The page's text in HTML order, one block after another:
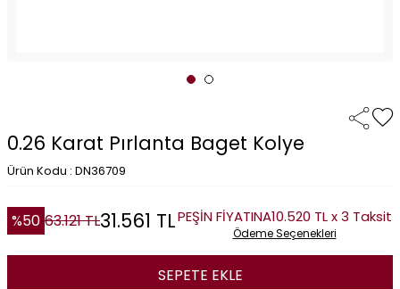
0.26 Karat Pırlanta Baget Kolye
Ürün Kodu : DN36709
%50 63.121TL31.561 TLPEŞİN FİYATINA10.520 TL x 3 Taksit
Ödeme Seçenekleri
SEPETE EKLE